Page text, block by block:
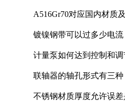
A516Gr70对应国内材质
镀镍钢带可以过多少电流
计量泵如何达到控制和
联轴器的轴孔形式有三
不锈钢材质厚度允许误